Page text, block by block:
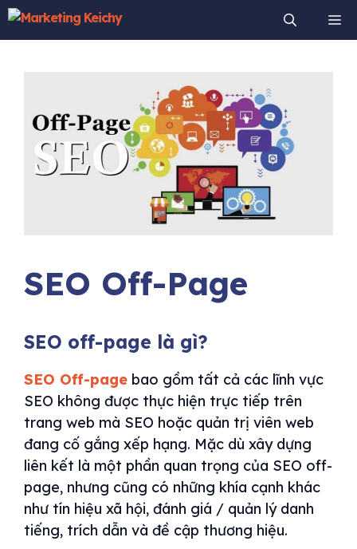
Chuyển
SEO Off-Page
SEO off-page là gì?
SEO Off-page bao gồm tất cả các lĩnh vực
SEO không được thực hiện trực tiếp trên
trang web mà SEO hoặc quản trị viên web
đang cố gắng xếp hạng. Mặc dù xây dựng
liên kết là một phần quan trọng của SEO off-
page, nhưng cũng có những khía cạnh khác
như tín hiệu xã hội, đánh giá / quản lý danh
tiếng, trích dẫn và đề cập thương hiệu.